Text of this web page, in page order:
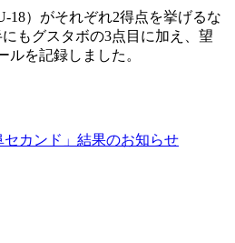
18）がそれぞれ2得点を挙げるな
もグスタボの3点目に加え、望
ルを記録しました。
セカンド」結果のお知らせ